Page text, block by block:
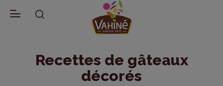
Recettes de gâteaux
décorés
CATEGORIEËN RECEPTEN
Biologische recepten
Klassieke recepten
SOORTEN RECEPTEN(2)
Workshops voor kinderen
Met Fondant
GELEGENHEDEN(2)
Zomerdesserts
Driekoningen
Amandel
VOORBEREIDINGSTIJD(0)
Minder dan 15 minuten
Meer dan 30 minuten
Herfst